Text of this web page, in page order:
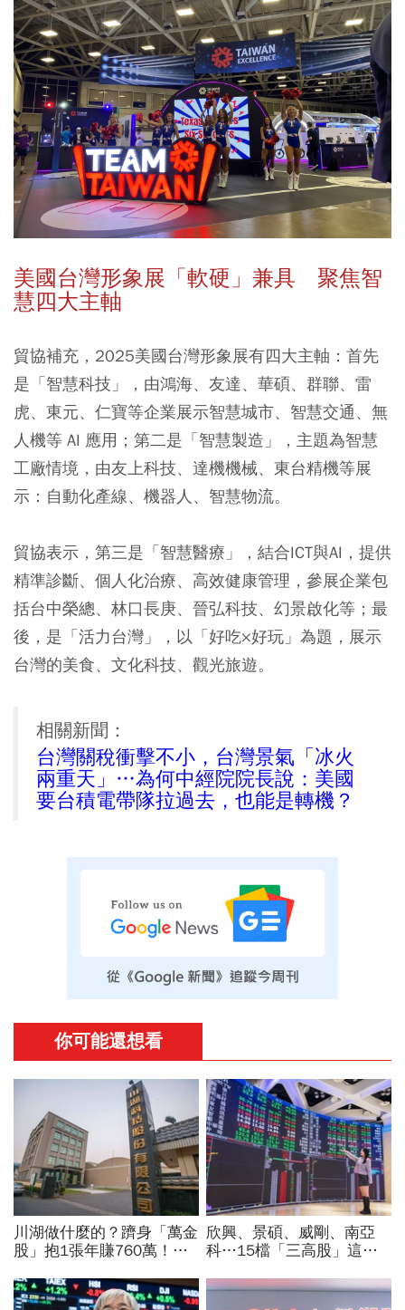
美國台灣形象展「軟硬」兼具 聚焦智
慧四大主軸
貿協補充，2025美國台灣形象展有四大主軸：首先
是「智慧科技」，由鴻海、友達、華碩、群聯、雷
虎、東元、仁寶等企業展示智慧城市、智慧交通、無
人機等 AI 應用；第二是「智慧製造」，主題為智慧
工廠情境，由友上科技、達機機械、東台精機等展
示：自動化產線、機器人、智慧物流。
貿協表示，第三是「智慧醫療」，結合ICT與AI，提供
精準診斷、個人化治療、高效健康管理，參展企業包
括台中榮總、林口長庚、晉弘科技、幻景啟化等；最
後，是「活力台灣」，以「好吃×好玩」為題，展示
台灣的美食、文化科技、觀光旅遊。
相關新聞：
台灣關稅衝擊不小，台灣景氣「冰火
兩重天」…為何中經院院長說：美國
要台積電帶隊拉過去，也能是轉機？